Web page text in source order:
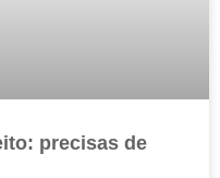
precisas de